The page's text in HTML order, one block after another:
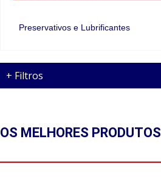
Preservativos e Lubrificantes
+ Filtros
OS MELHORES PRODUTOS